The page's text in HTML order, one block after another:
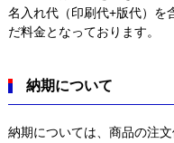
名入れ代（印刷代+版代）を
だ料金となっております。
納期について
納期については、商品の注